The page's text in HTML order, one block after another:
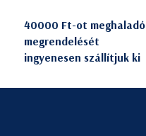
40000 Ft-ot meghaladó
megrendelését
ingyenesen szállítjuk ki